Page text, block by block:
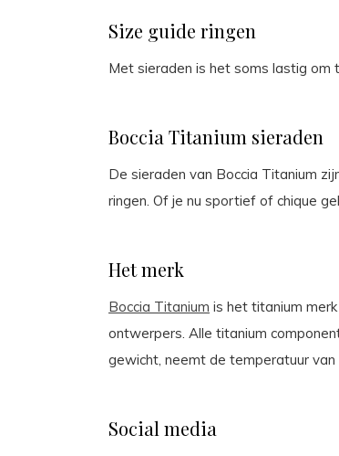
Size guide ringen
Met sieraden is het soms lastig om
Boccia Titanium sieraden
De sieraden van Boccia Titanium
ringen. Of je nu sportief of chique
Het merk
Boccia Titanium is het titanium
ontwerpers. Alle titanium
gewicht, neemt de temperatuur
Social media
op